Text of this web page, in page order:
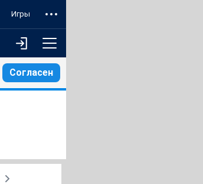
Игры
Согласен